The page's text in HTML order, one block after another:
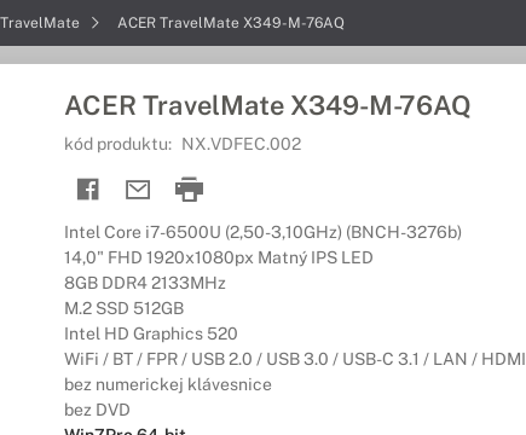
TravelMate ACER TravelMate X349-M-76AQ
ACER TravelMate X349-M-76AQ
kód produktu: NX.VDFEC.002
Intel Core i7-6500U (2,50-3,10GHz) (BNCH-3276b)
14,0" FHD 1920x1080px Matný IPS LED
8GB DDR4 2133MHz
M.2 SSD 512GB
Intel HD Graphics 520
WiFi / BT / FPR / USB 2.0 / USB 3.0 / USB-C 3.1 / LAN / HDMI
bez numerickej klávesnice
bez DVD